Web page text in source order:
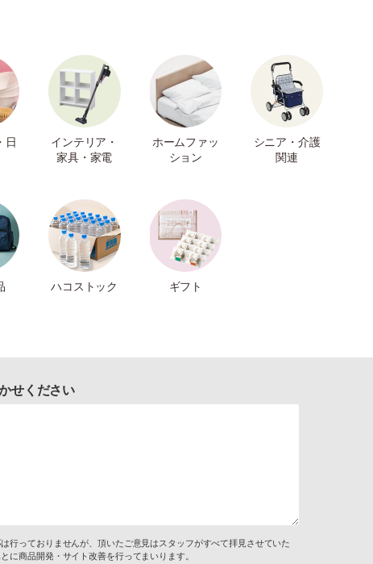
日
インテリア・
家具・家電
ホームファッ
ション
シニア・介護
関連
ハコストック ギフト
せください
行っておりませんが、頂いたご意見はスタッフがすべて拝見させていた
に商品開発・サイト改善を行ってまいります。